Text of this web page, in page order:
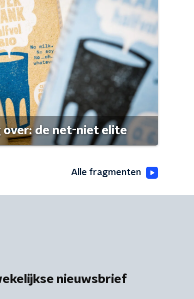
over: de net-niet elite
Alle fragmenten
nieuwsbrief